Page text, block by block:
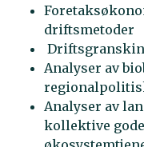
driftsmetoder
Analyser av
Analyser av
kollektive